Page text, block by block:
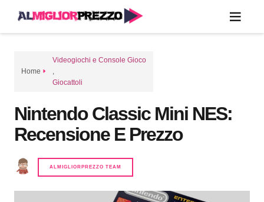
Home
Videogiochi e Console Gioco
Giocattoli
Nintendo Classic Mini NES:
Recensione E Prezzo
ALMIGLIORPREZZO TEAM